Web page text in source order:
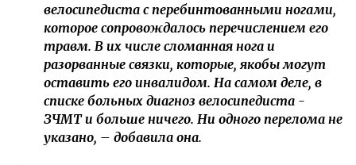
велосипедиста с перебинтованными ногами,
которое сопровождалось перечислением его
травм. В их числе сломанная нога и
разорванные связки, которые, якобы могут
оставить его инвалидом. На самом деле, в
списке больных диагноз велосипедиста -
ЗЧМТ и больше ничего. Ни одного перелома не
указано, – добавила она.